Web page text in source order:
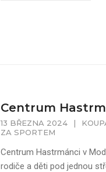
Centrum
13 BŘEZNA 2024 |
ZA SPORTEM
Centrum Hastrmánci v
rodiče a děti pod jednou